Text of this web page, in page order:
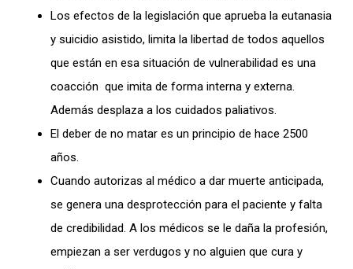
Los efectos de la legislación que aprueba la eutanasia
y suicidio asistido, limita la libertad de todos aquellos
que están en esa situación de vulnerabilidad es una
coacción que imita de forma interna y externa.
Además desplaza a los cuidados paliativos.
El deber de no matar es un principio de hace 2500
años.
Cuando autorizas al médico a dar muerte anticipada,
se genera una desprotección para el paciente y falta
de credibilidad. A los médicos se le daña la profesión,
empiezan a ser verdugos y no alguien que cura y